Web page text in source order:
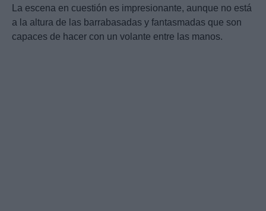
La escena en cuestión es impresionante, aunque no está
a la altura de las barrabasadas y fantasmadas que son
capaces de hacer con un volante entre las manos.